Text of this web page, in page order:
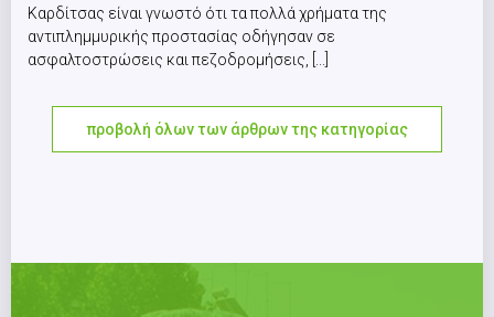
Καρδίτσας είναι γνωστό ότι τα πολλά χρήματα της
αντιπλημμυρικής προστασίας οδήγησαν σε
ασφαλτοστρώσεις και πεζοδρομήσεις, [...]
προβολή όλων των άρθρων της κατηγορίας